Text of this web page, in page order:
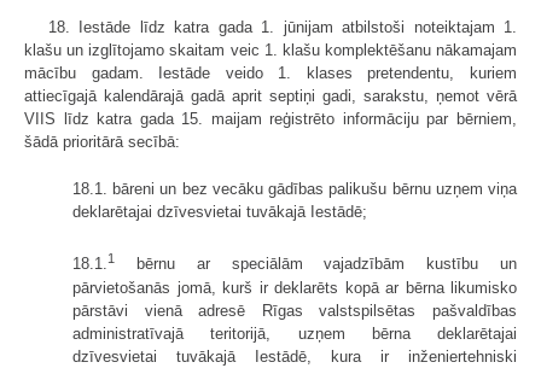
18. Iestāde līdz katra gada 1. jūnijam atbilstoši noteiktajam 1.
klašu un izglītojamo skaitam veic 1. klašu komplektēšanu nākamajam
mācību gadam. Iestāde veido 1. klases pretendentu, kuriem
attiecīgajā kalendārajā gadā aprit septiņi gadi, sarakstu, ņemot vērā
VIIS līdz katra gada 15. maijam reģistrēto informāciju par bērniem,
šādā prioritārā secībā:
18.1. bāreni un bez vecāku gādības palikušu bērnu uzņem viņa
deklarētajai dzīvesvietai tuvākajā Iestādē;
18.1.1
bērnu ar speciālām vajadzībām kustību un
pārvietošanās jomā, kurš ir deklarēts kopā ar bērna likumisko
pārstāvi vienā adresē Rīgas valstspilsētas pašvaldības
administratīvajā teritorijā, uzņem bērna deklarētajai
dzīvesvietai tuvākajā Iestādē, kura ir inženiertehniski